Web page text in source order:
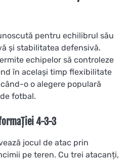
pentru echilibrul său
și stabilitatea defensivă.
echipelor să controleze
în același timp flexibilitate
o o alegere populară
fotbal.
4-3-3
jocul de atac prin
pe teren. Cu trei atacanți,